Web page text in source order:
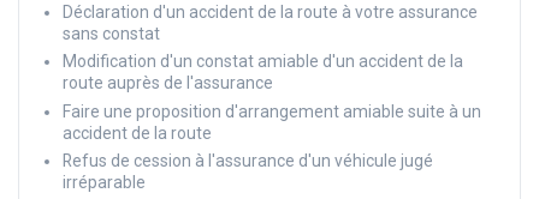
Déclaration d'un accident de la route à votre assurance
sans constat
Modification d'un constat amiable d'un accident de la
route auprès de l'assurance
Faire une proposition d'arrangement amiable suite à un
accident de la route
Refus de cession à l'assurance d'un véhicule jugé
irréparable